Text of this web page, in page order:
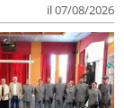
il 07/08/2026